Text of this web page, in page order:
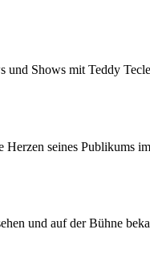
Shows mit Teddy
seines Publikums
und auf der Bühne